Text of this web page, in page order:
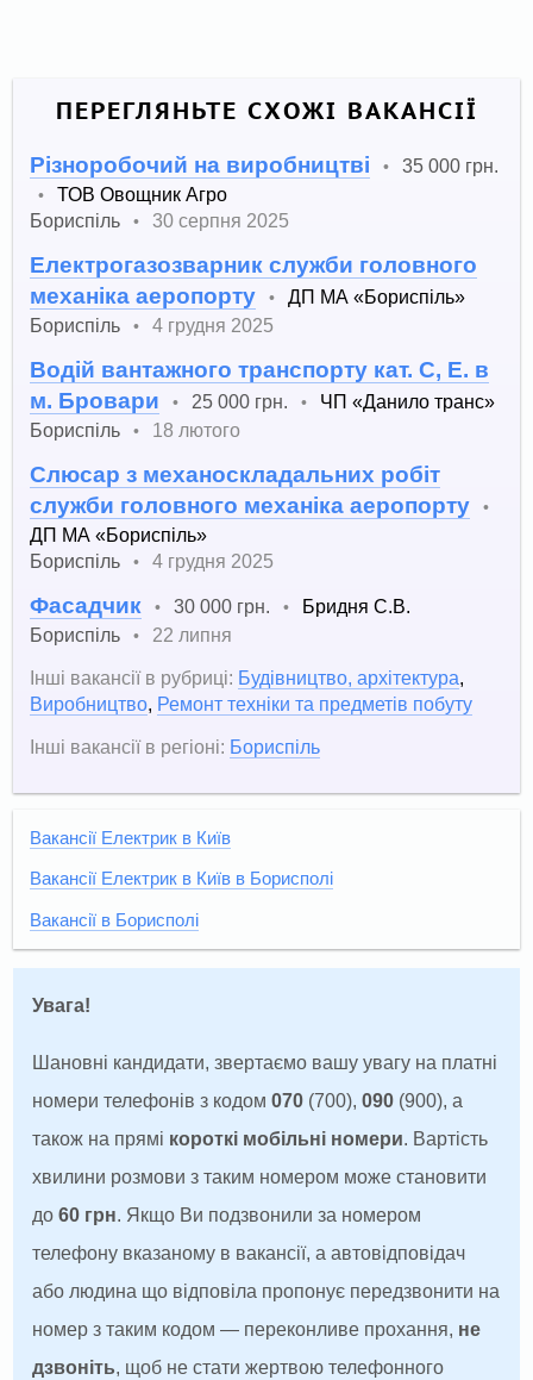
ПЕРЕГЛЯНЬТЕ СХОЖІ ВАКАНСІЇ
Різноробочий на виробництві • 35 000 грн.
•
ТОВ Овощник Агро
Бориспіль
• 30 серпня 2025
Електрогазозварник служби головного
механіка аеропорту
•
ДП МА «Бориспіль»
Бориспіль
• 4 грудня 2025
Водій вантажного транспорту кат. С, Е. в
м. Бровари
• 25 000 грн. •
ЧП «Данило транс»
Бориспіль
• 18 лютого
Слюсар з механоскладальних робіт
служби головного механіка аеропорту
•
ДП МА «Бориспіль»
Бориспіль
• 4 грудня 2025
Фасадчик • 30 000 грн. •
Бридня С.В.
Бориспіль
•
22 липня
Інші вакансії в рубриці: Будівництво, архітектура,
Виробництво, Ремонт техніки та предметів побуту
Інші вакансії в регіоні: Бориспіль
Вакансії Електрик в Київ
Вакансії Електрик в Київ в Борисполі
Вакансії в Борисполі
Увага!
Шановні кандидати, звертаємо вашу увагу на платні
номери телефонів з кодом070 (700),090 (900), а
також на прямі короткі мобільні номери. Вартість
хвилини розмови з таким номером може становити
до60 грн. Якщо Ви подзвонили за номером
телефону вказаному в вакансії, а автовідповідач
або людина що відповіла пропонує передзвонити на
номер з таким кодом — переконливе прохання, не
дзвоніть, щоб не стати жертвою телефонного